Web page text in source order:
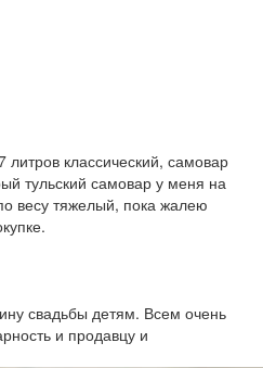
классический, самовар
тульский самовар у меня на
весу тяжелый, пока жалею
свадьбы детям. Всем очень
и продавцу и